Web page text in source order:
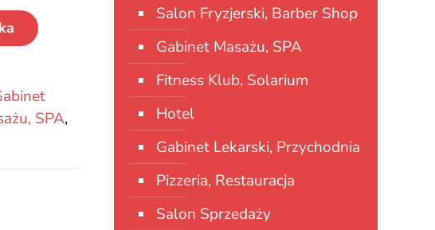
SPA,
Salon Fryzjerski, Barber Shop
Gabinet Masażu, SPA
Fitness Klub, Solarium
Hotel
Gabinet Lekarski, Przychodnia
Pizzeria, Restauracja
Salon Sprzedaży